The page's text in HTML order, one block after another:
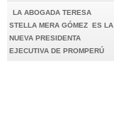
LA ABOGADA TERESA
STELLA MERA GÓMEZ ES LA
NUEVA PRESIDENTA
EJECUTIVA DE PROMPERÚ